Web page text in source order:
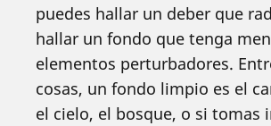
puedes hallar un deber que
hallar un fondo que tenga
elementos perturbadores.
cosas, un fondo limpio es el
el cielo, el bosque, o si tomas